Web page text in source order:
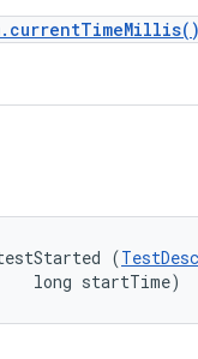
. currentTimeMillis( )
(
long startTime)